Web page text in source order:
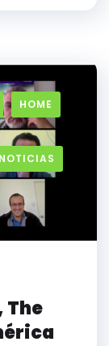
HOME
The